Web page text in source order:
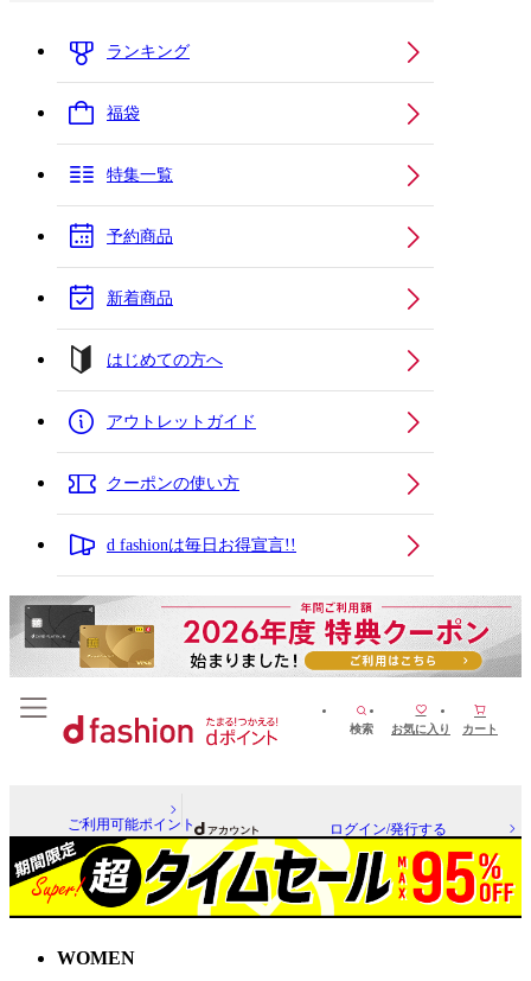
ランキング
福袋
特集一覧
予約商品
新着商品
はじめての方へ
アウトレットガイド
クーポンの使い方
d fashionは毎日お得宣言!!
検索 お気に入り カート
ご利用可能ポイント ログイン/発行する
WOMEN